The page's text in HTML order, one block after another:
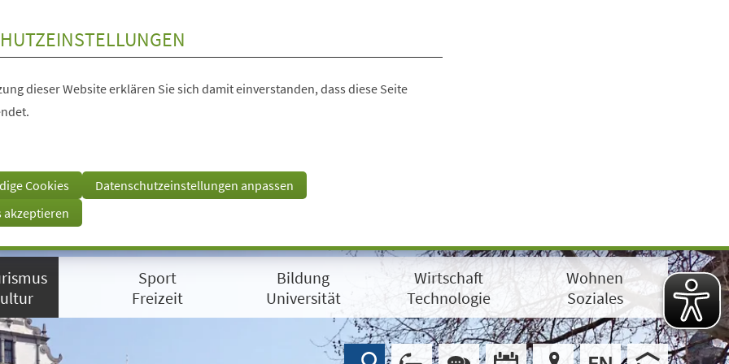
dieser Website erklären Sie sich damit einverstanden, dass diese Seite
Cookies
Datenschutzeinstellungen anpassen
akzeptieren
Sport
Freizeit
Bildung
Universität
Wirtschaft
Technologie
Wohnen
Soziales